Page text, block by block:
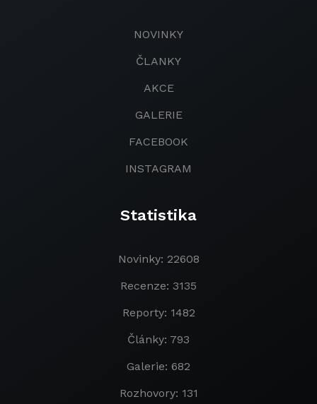
NOVINKY
ČLANKY
AKCE
GALERIE
FACEBOOK
INSTAGRAM
Statistika
Novinky: 22608
Recenze: 3135
Reporty: 1482
Články: 793
Galerie: 682
Rozhovory: 131